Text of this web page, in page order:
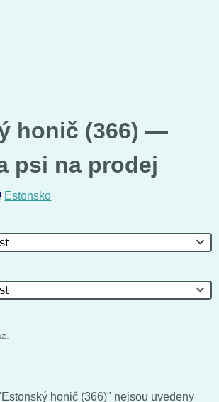
honič (366) —
psi na prodej
Estonsko
honič (366)" nejsou uvedeny